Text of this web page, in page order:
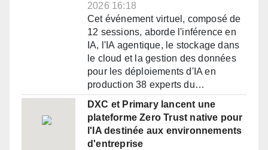
2026 16:18
Cet événement virtuel, composé de
12 sessions, aborde l'inférence en
IA, l'IA agentique, le stockage dans
le cloud et la gestion des données
pour les déploiements d'IA en
production 38 experts du…
DXC et Primary lancent une
plateforme Zero Trust native pour
l'IA destinée aux environnements
d'entreprise